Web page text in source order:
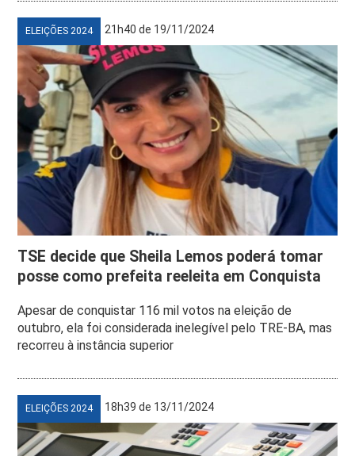
ELEIÇÕES 2024 21h40 de 19/11/2024
TSE decide que Sheila Lemos poderá tomar
posse como prefeita reeleita em Conquista
Apesar de conquistar 116 mil votos na eleição de
outubro, ela foi considerada inelegível pelo TRE-BA, mas
recorreu à instância superior
ELEIÇÕES 2024 18h39 de 13/11/2024